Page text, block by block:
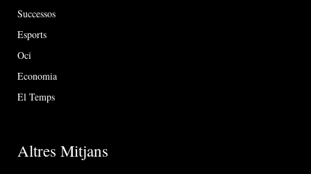
Successos
Esports
Oci
Economia
El Temps
Altres Mitjans